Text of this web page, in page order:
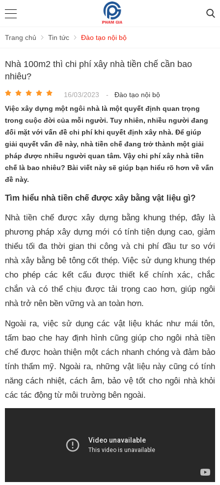
Trang chủ Tin tức Đào tạo nội bộ
Nhà 100m2 thì chi phí xây nhà tiền chế cần bao
nhiêu?
16/03/2023 -
Đào tạo nội bộ
Việc xây dựng một ngôi nhà là một quyết định quan trọng
trong cuộc đời của mỗi người. Tuy nhiên, nhiều người đang
đối mặt với vấn đề chi phí khi quyết định xây nhà. Để giúp
giải quyết vấn đề này, nhà tiền chế đang trở thành một giải
pháp được nhiều người quan tâm. Vậy chi phí xây nhà tiền
chế là bao nhiêu? Bài viết này sẽ giúp bạn hiểu rõ hơn về vấn
đề này.
Tìm hiểu nhà tiền chế được xây bằng vật liệu gì?
Nhà tiền chế được xây dựng bằng khung thép, đây là
phương pháp xây dựng mới có tính tiện dụng cao, giảm
thiểu tối đa thời gian thi công và chi phí đầu tư so với
nhà xây bằng bê tông cốt thép. Việc sử dụng khung thép
cho phép các kết cấu được thiết kế chính xác, chắc
chắn và có thể chịu được tải trọng cao hơn, giúp ngôi
nhà trở nên bền vững và an toàn hơn.
Ngoài ra, việc sử dụng các vật liệu khác như mái tôn,
tấm bao che hay định hình cũng giúp cho ngôi nhà tiền
chế được hoàn thiện một cách nhanh chóng và đảm bảo
tính thẩm mỹ. Ngoài ra, những vật liệu này cũng có tính
năng cách nhiệt, cách âm, bảo vệ tốt cho ngôi nhà khỏi
các tác động từ môi trường bên ngoài.